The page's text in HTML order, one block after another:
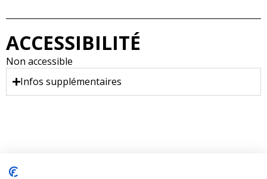
ACCESSIBILITÉ
Non accessible
Infos supplémentaires